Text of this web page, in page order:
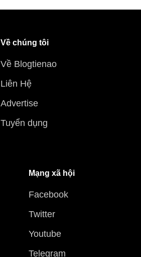
Về chúng tôi
Về Blogtienao
Liên Hệ
Advertise
Tuyển dụng
Mạng xã hội
Facebook
Twitter
Youtube
Telegram